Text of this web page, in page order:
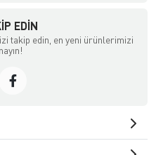
EDIN
takip edin, en yeni ürünlerimizi